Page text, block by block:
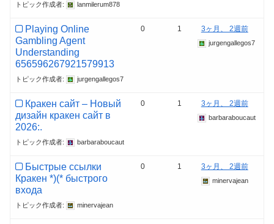
トピック作成者: lanmilerum878
Playing Online
Gambling Agent
Understanding
656596267921579913
トピック作成者: jurgengallegos7
0 1 3ヶ月、 2週前
jurgengallegos7
Кракен сайт – Новый
дизайн кракен сайт в
2026:.
トピック作成者: barbaraboucaut
0 1 3ヶ月、 2週前
barbaraboucaut
Быстрые ссылки
Кракен *)(* быстрого
входа
トピック作成者: minervajean
0 1 3ヶ月、 2週前
minervajean